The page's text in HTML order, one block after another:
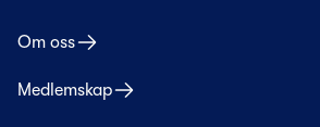
Om oss
Medlemskap